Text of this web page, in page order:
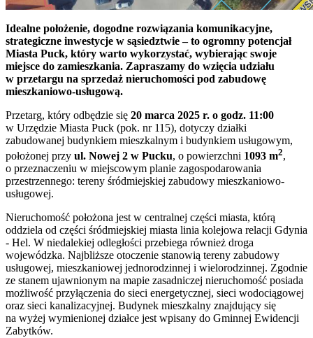
Idealne położenie, dogodne rozwiązania komunikacyjne,
strategiczne inwestycje w sąsiedztwie – to ogromny potencjał
Miasta Puck, który warto wykorzystać, wybierając swoje
miejsce do zamieszkania. Zapraszamy do wzięcia udziału
w przetargu na sprzedaż nieruchomości pod zabudowę
mieszkaniowo-usługową.
Przetarg, który odbędzie się 20 marca 2025 r. o godz. 11:00
w Urzędzie Miasta Puck (pok. nr 115), dotyczy działki
zabudowanej budynkiem mieszkalnym i budynkiem usługowym,
położonej przy ul. Nowej 2 w Pucku, o powierzchni 1093 m2,
o przeznaczeniu w miejscowym planie zagospodarowania
przestrzennego: tereny śródmiejskiej zabudowy mieszkaniowo-
usługowej.
Nieruchomość położona jest w centralnej części miasta, którą
oddziela od części śródmiejskiej miasta linia kolejowa relacji Gdynia
- Hel. W niedalekiej odległości przebiega również droga
wojewódzka. Najbliższe otoczenie stanowią tereny zabudowy
usługowej, mieszkaniowej jednorodzinnej i wielorodzinnej. Zgodnie
ze stanem ujawnionym na mapie zasadniczej nieruchomość posiada
możliwość przyłączenia do sieci energetycznej, sieci wodociągowej
oraz sieci kanalizacyjnej. Budynek mieszkalny znajdujący się
na wyżej wymienionej działce jest wpisany do Gminnej Ewidencji
Zabytków.